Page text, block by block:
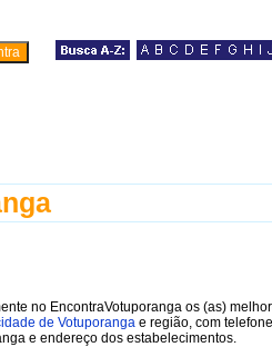
no EncontraVotuporanga os (as)
de Votuporanga e região, com
e endereço dos estabelecimentos.